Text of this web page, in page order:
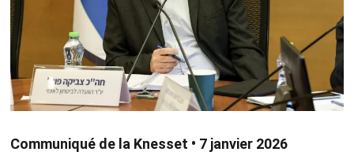
Communiqué de la Knesset • 7 janvier 2026